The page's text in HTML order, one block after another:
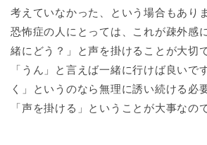
考えていなかった、という場合もあり
恐怖症の人にとっては、これが疎外感
緒にどう？」と声を掛けることが大切
「うん」と言えば一緒に行けば良いで
く」というのなら無理に誘い続ける必
「声を掛ける」ということが大事なの